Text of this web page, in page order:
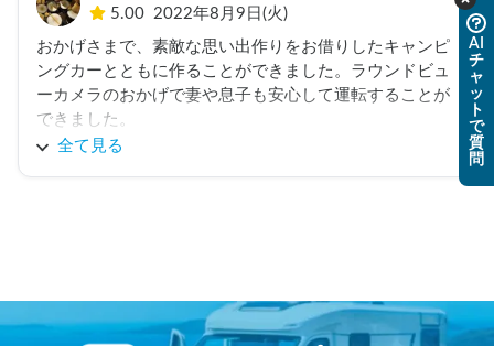
5.00 2022年8月9日(火)
おかげさまで、素敵な思い出作りをお借りしたキャンピ
ングカーとともに作ることができました。ラウンドビュ
ーカメラのおかげで妻や息子も安心して運転することが
できました。
クーラーや電子レンジも装備されていますので、夏旅で
全て見る
AI
チ
ャ
ッ
ト
で
質
問